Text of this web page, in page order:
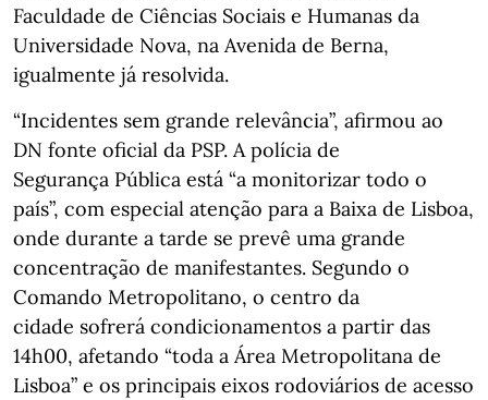
Faculdade de Ciências Sociais e Humanas da
Universidade Nova, na Avenida de Berna,
igualmente já resolvida.
“Incidentes sem grande relevância”, afirmou ao
DN fonte oficial da PSP. A polícia de
Segurança Pública está “a monitorizar todo o
país”, com especial atenção para a Baixa de Lisboa,
onde durante a tarde se prevê uma grande
concentração de manifestantes. Segundo o
Comando Metropolitano, o centro da
cidade sofrerá condicionamentos a partir das
14h00, afetando “toda a Área Metropolitana de
Lisboa” e os principais eixos rodoviários de acesso